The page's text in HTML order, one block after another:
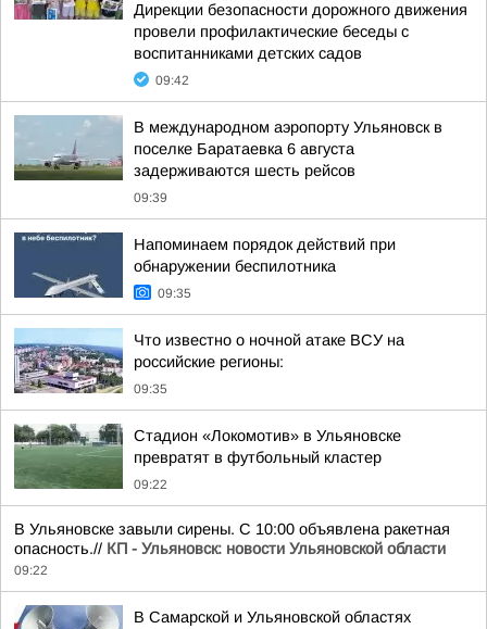
Дирекции безопасности дорожного движения
провели профилактические беседы с
воспитанниками детских садов
09:42
В международном аэропорту Ульяновск в
поселке Баратаевка 6 августа
задерживаются шесть рейсов
09:39
Напоминаем порядок действий при
обнаружении беспилотника
09:35
Что известно о ночной атаке ВСУ на
российские регионы:
09:35
Стадион «Локомотив» в Ульяновске
превратят в футбольный кластер
09:22
В Ульяновске завыли сирены. С 10:00 объявлена ракетная
опасность.// КП - Ульяновск: новости Ульяновской области
09:22
В Самарской и Ульяновской областях